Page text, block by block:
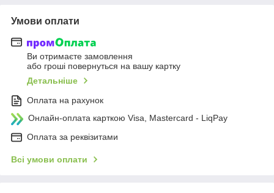
Умови оплати
Ви отримаєте замовлення
або гроші повернуться на вашу картку
Детальніше
Оплата на рахунок
Онлайн-оплата карткою Visa, Mastercard - LiqPay
Оплата за реквізитами
Всі умови оплати